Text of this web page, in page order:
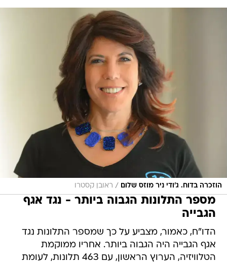
הוזכרה בדוח. ג'ודי ניר מוזס שלום / ראובן קסטרו
מספר התלונות הגבוה ביותר - נגד אגף
הגבייה
הדו"ח, כאמור, מצביע על כך שמספר התלונות נגד
אגף הגבייה היה הגבוה ביותר. אחריו ממוקמת
הטלוויזיה, הערוץ הראשון, עם 463 תלונות, לעומת